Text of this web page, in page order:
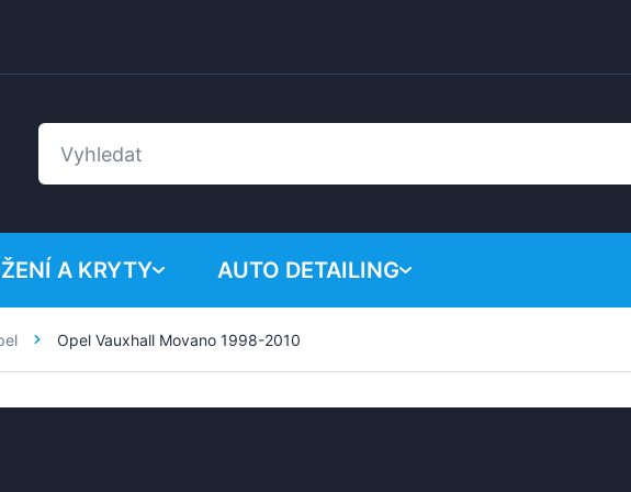
A KRYTY AUTO DETAILING
Chemické produkty
Opel Vauxhall Movano 1998-2010